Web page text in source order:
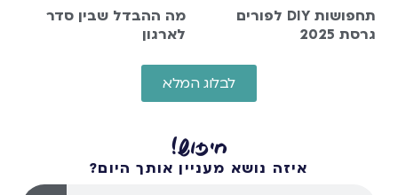
תחפושות DIY לפורים
גרסת 2025
מה ההבדל שבין סדר
לארגון
לבלוג המלא
חיפוש!
איזה נושא מעניין אותך היום?